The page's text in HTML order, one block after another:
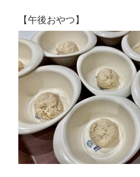
【午後おやつ】